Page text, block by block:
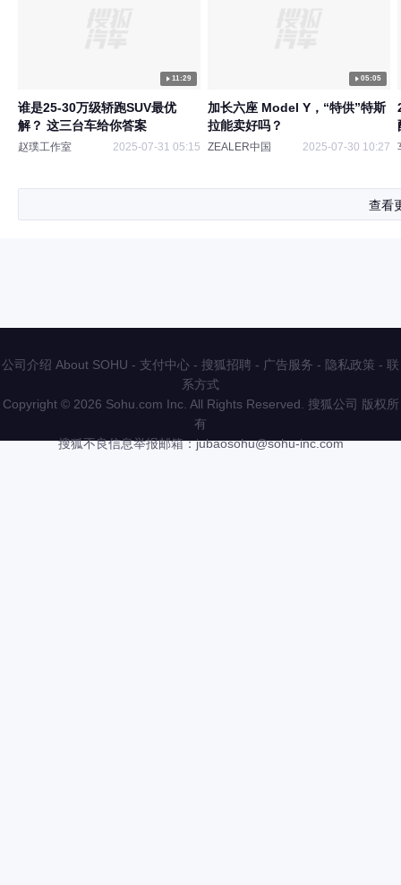
11:29
谁是25-30万级轿跑SUV最优
解？ 这三台车给你答案
赵璞工作室 2025-07-31 05:15
05:05
加长六座 Model Y，“特供”特斯
拉能卖好吗？
ZEALER中国 2025-07-30 10:27
查看
公司介绍 About SOHU - 支付中心 - 搜狐招聘 - 广告服务 - 隐私政策 - 联
系方式
Copyright © 2026 Sohu.com Inc. All Rights Reserved. 搜狐公司 版权所
有
搜狐不良信息举报邮箱：jubaosohu@sohu-inc.com